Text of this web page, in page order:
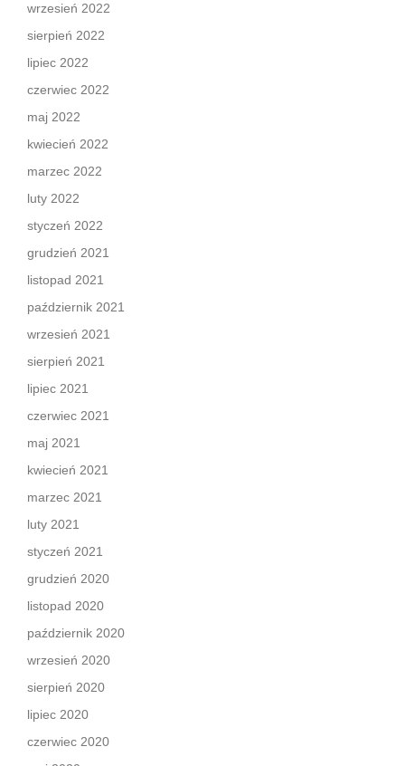
wrzesień 2022
sierpień 2022
lipiec 2022
czerwiec 2022
maj 2022
kwiecień 2022
marzec 2022
luty 2022
styczeń 2022
grudzień 2021
listopad 2021
październik 2021
wrzesień 2021
sierpień 2021
lipiec 2021
czerwiec 2021
maj 2021
kwiecień 2021
marzec 2021
luty 2021
styczeń 2021
grudzień 2020
listopad 2020
październik 2020
wrzesień 2020
sierpień 2020
lipiec 2020
czerwiec 2020